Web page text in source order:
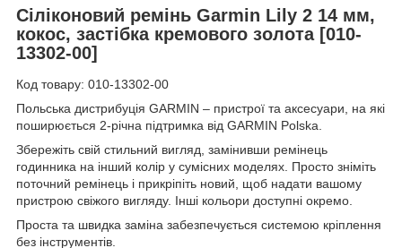
Сіліконовий ремінь Garmin Lily 2 14 мм,
кокос, застібка кремового золота [010-
13302-00]
Код товару: 010-13302-00
Польська дистрибуція GARMIN – пристрої та аксесуари, на які
поширюється 2-річна підтримка від GARMIN Polska.
Збережіть свій стильний вигляд, замінивши ремінець
годинника на інший колір у сумісних моделях. Просто зніміть
поточний ремінець і прикріпіть новий, щоб надати вашому
пристрою свіжого вигляду. Інші кольори доступні окремо.
Проста та швидка заміна забезпечується системою кріплення
без інструментів.